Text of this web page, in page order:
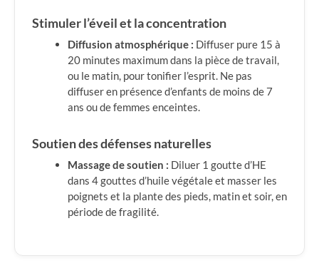
Stimuler l’éveil et la concentration
Diffusion atmosphérique : Diffuser pure 15 à
20 minutes maximum dans la pièce de travail,
ou le matin, pour tonifier l’esprit. Ne pas
diffuser en présence d’enfants de moins de 7
ans ou de femmes enceintes.
Soutien des défenses naturelles
Massage de soutien : Diluer 1 goutte d’HE
dans 4 gouttes d’huile végétale et masser les
poignets et la plante des pieds, matin et soir, en
période de fragilité.